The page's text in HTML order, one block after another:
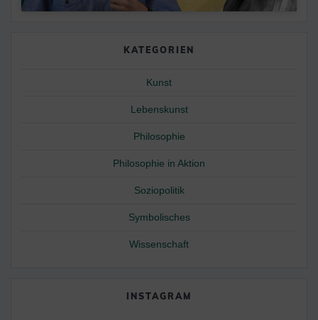
KATEGORIEN
Kunst
Lebenskunst
Philosophie
Philosophie in Aktion
Soziopolitik
Symbolisches
Wissenschaft
INSTAGRAM